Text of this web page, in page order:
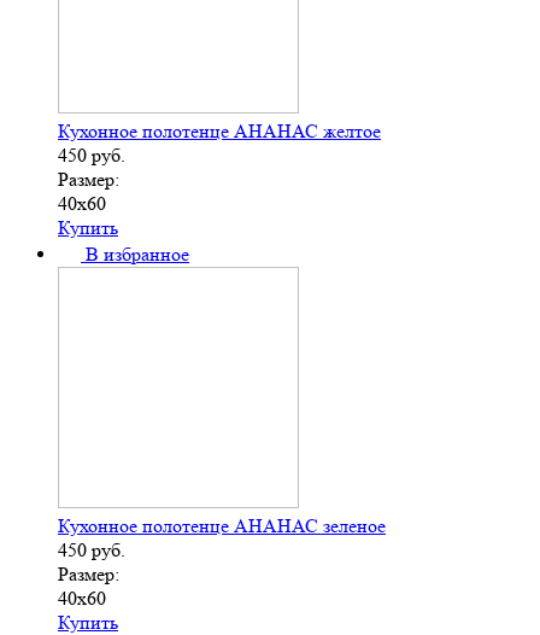
Кухонное полотенце АНАНАС желтое
450 руб.
Размер:
40х60
Купить
В избранное
Кухонное полотенце АНАНАС зеленое
450 руб.
Размер:
40х60
Купить